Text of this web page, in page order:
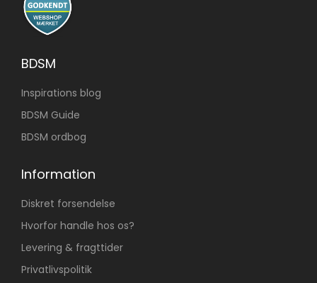
BDSM
Inspirations blog
BDSM Guide
BDSM ordbog
Information
Diskret forsendelse
Hvorfor handle hos os?
Levering & fragttider
Privatlivspolitik